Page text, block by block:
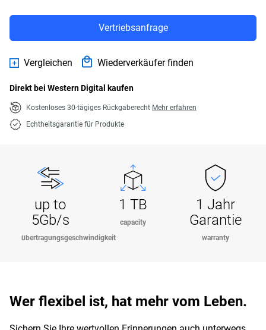
Vertriebsanfrage
Vergleichen Wiederverkäufer finden
Direkt bei Western Digital kaufen
Kostenloses 30-tägiges Rückgaberecht Mehr erfahren
Echtheitsgarantie für Produkte
up to
5Gb/s
übertragungsgeschwindigkeit
1 TB
capacity
1 Jahr
Garantie
warranty
Wer flexibel ist, hat mehr vom Leben.